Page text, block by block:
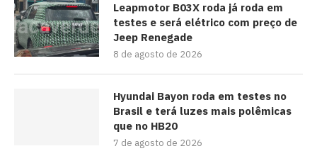
Leapmotor B03X roda já roda em
testes e será elétrico com preço de
Jeep Renegade
8 de agosto de 2026
Hyundai Bayon roda em testes no
Brasil e terá luzes mais polêmicas
que no HB20
7 de agosto de 2026